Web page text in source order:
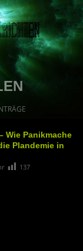
Wie Panikmache
Plandemie in
137